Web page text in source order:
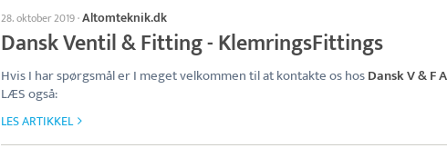
28. oktober 2019·Altomteknik.dk
Dansk Ventil & Fitting - KlemringsFittings
Hvis I har spørgsmål er I meget velkommen til at kontakte os hosDansk V & F
LÆS også:
LES ARTIKKEL